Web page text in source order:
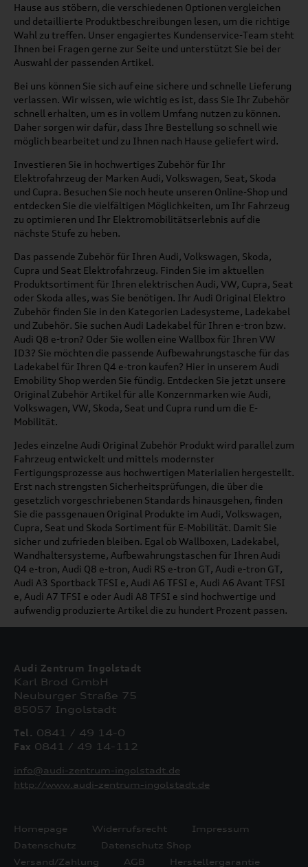
Hause aus stöbern, die verschiedenen Optionen vergleichen
und detaillierte Produktbeschreibungen lesen, um die richtige
Wahl zu treffen. Unser engagiertes Kundenservice-Team steht
Ihnen bei Fragen gerne zur Seite und unterstützt Sie bei der
Auswahl der passenden Artikel.
Bei uns können Sie sich auf eine sichere und schnelle Lieferung
verlassen. Wir wissen, wie wichtig es ist, dass Sie Ihr Zubehör
schnell erhalten, um es in vollem Umfang nutzen zu können.
Daher sorgen wir dafür, dass Ihre Bestellung so schnell wie
möglich bearbeitet und zu Ihnen nach Hause geliefert wird.
Investieren Sie in hochwertiges Zubehör für Ihr
Elektrofahrzeug der Marken Audi, Volkswagen, Seat, Skoda
und Cupra. Besuchen Sie noch heute unseren Online-Shop und
entdecken Sie die vielfältigen Möglichkeiten, um Ihr Fahrzeug
zu optimieren und Ihr Elektromobilitätserlebnis auf die
nächste Stufe zu heben.
Das passende Zubehör für Ihren Audi, Volkswagen, Skoda,
Cupra und Seat Elektrofahrzeug. Finden Sie im aktuellen
Produktsortiment für Ihren elektrischen Audi, VW, Cupra, Seat
oder Skoda alles, was Sie benötigen. Ihr Audi Original Elektro
Zubehör finden Sie in den Kategorien Ladesysteme, Ladekabel
und Zubehör. Sie suchen Audi Ladekabel für Ihren e-tron bzw.
Audi Q8 e-tron? Oder Sie wollen eine Wallbox für Ihren VW
ID3? Sie möchten die passende Aufbewahrungstasche für das
Ladekabel für Ihren Q4 e-tron kaufen? Hier in unserem Audi
Emobility Shop werden Sie fündig. Entdecken Sie jetzt unsere
Original Zubehör Artikel für alle Konzernmarken wie Audi,
Volkswagen, VW, Skoda, Seat und Cupra rund um die E-
Mobilität.
Jedes einzelne Audi Original Zubehör Produkt wird parallel zum
Fahrzeug entwickelt und mittels modernster
Fertigungsprozesse aus hochwertigen Materialien hergestellt.
Erst nach strengsten Sicherheitsprüfungen, die über die
gesetzlich vorgeschriebenen Standards hinausgehen, finden
Sie die passgenauen Original Produkte im Audi, Volkswagen,
Cupra, Seat und Skoda Sortiment für E-Mobilität. Damit Sie
sicher und zufrieden bleiben. Egal ob Wallboxen, Ladekabel,
Wandhaltersysteme, Aufbewahrungstaschen für Ihren Audi
Q4 e-tron, Audi Q8 e-tron, Audi RS e-tron GT, Audi e-tron GT,
Audi A3 Sportback TFSI e, Audi A6 TFSI e, Audi A6 Avant TFSI
e, Audi A7 TFSI e oder Audi A8 TFSI e sind hochwertige und
aufwendig produzierte Artikel die zu hundert Prozent passen.
Audi Zentrum Ingolstadt
Karl Brod GmbH
Neuburger Straße 75
85057 Ingolstadt
Tel. 0841 / 49 14-0
Fax 0841 / 49 14-112
info@audi-zentrum-ingolstadt.de
http://www.audi-zentrum-ingolstadt.de
Homepage Widerrufsrecht
Impressum
Datenschutz
Datenschutz Shop
Versand/Zahlung
AGB Herstellergarantie